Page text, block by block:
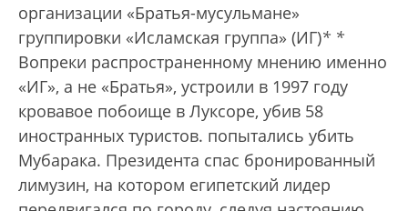
организации «Братья-мусульмане»
группировки «Исламская группа» (ИГ)* *
Вопреки распространенному мнению именно
«ИГ», а не «Братья», устроили в 1997 году
кровавое побоище в Луксоре, убив 58
иностранных туристов. попытались убить
Мубарака. Президента спас бронированный
лимузин, на котором египетский лидер